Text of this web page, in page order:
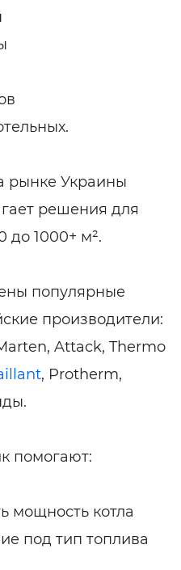
рынке Украины
решения для
1000+ м².
популярные
производители:
Attack, Thermo
, Protherm,
помогают:
мощность котла
под тип топлива